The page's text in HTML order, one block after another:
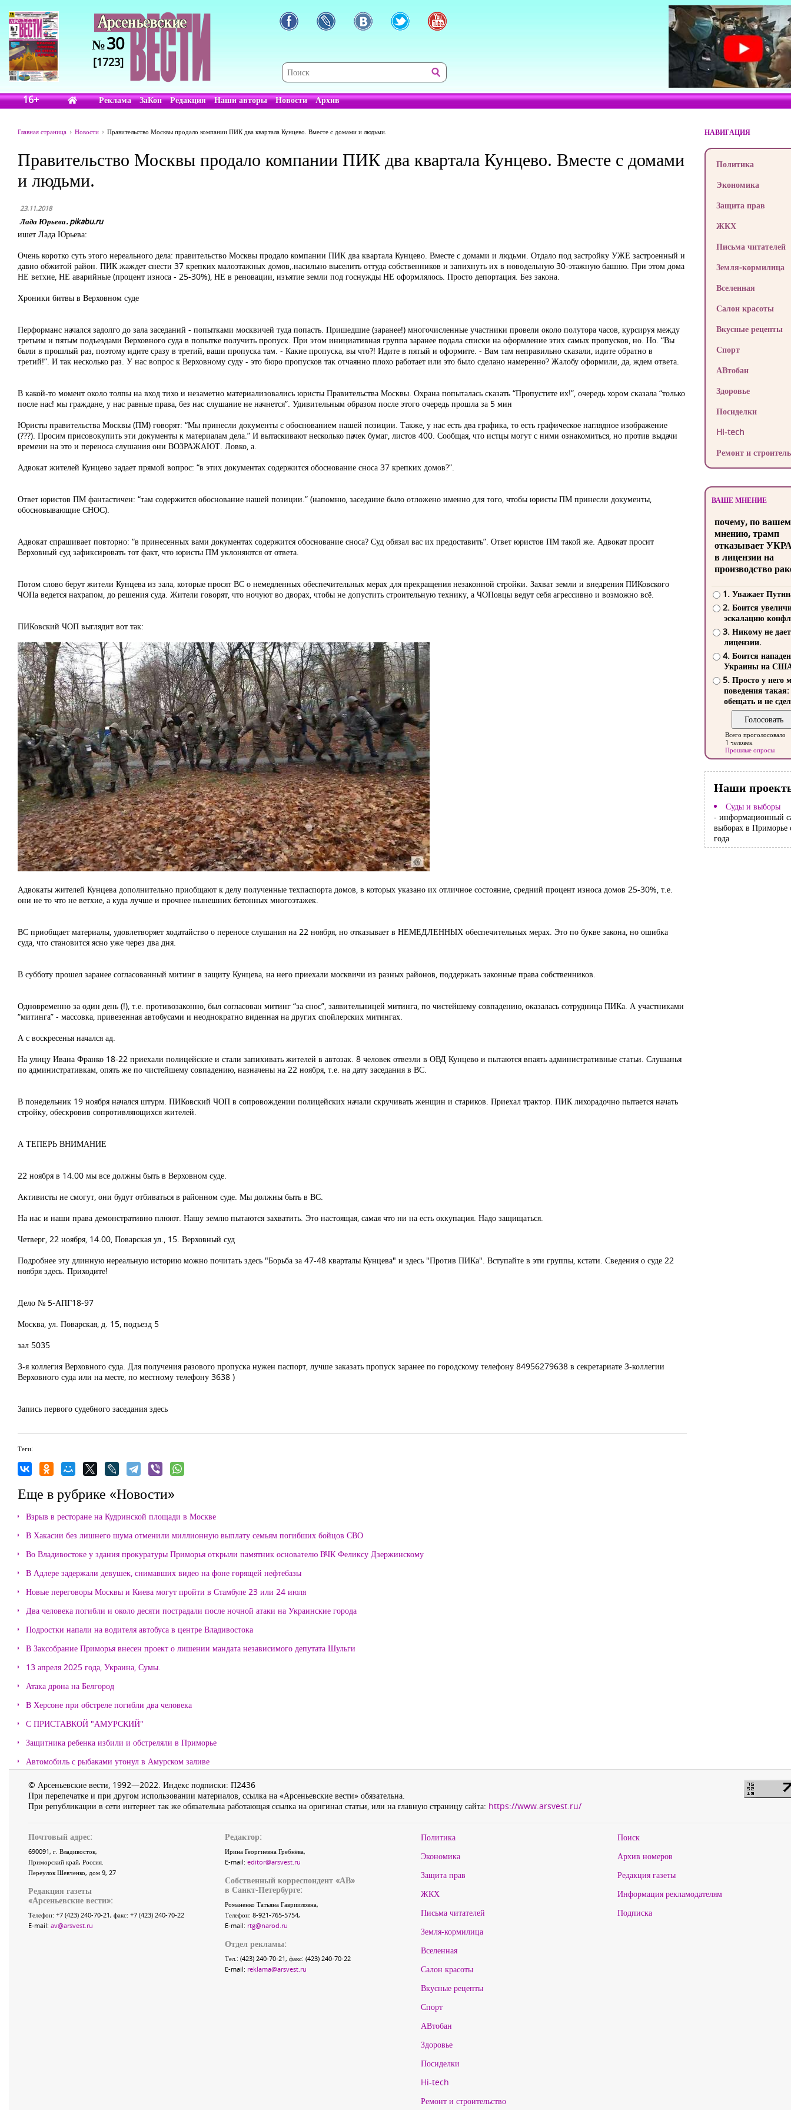
№30
[1723]
16+ Реклама ЗаКон Редакция Наши авторы Новости Архив
Главная страница Новости Правительство Москвы продало компании ПИК два квартала Кунцево. Вместе с домами и людьми.
Правительство Москвы продало компании ПИК два квартала Кунцево. Вместе с домами
и людьми.
23.11.2018
Лада Юрьева. pikabu.ru
ишет Лада Юрьева:
Очень коротко суть этого нереального дела: правительство Москвы продало компании ПИК два квартала Кунцево. Вместе с домами и людьми. Отдало под застройку УЖЕ застроенный и
давно обжитой район. ПИК жаждет снести 37 крепких малоэтажных домов,.насильно выселить оттуда собственников и запихнуть их в новодельную 30-этажную башню. При этом дома
НЕ ветхие, НЕ аварийные (процент износа - 25-30%), НЕ в реновации, изъятие земли под госнужды НЕ оформлялось. Просто депортация. Без закона.
Хроники битвы в Верховном суде
Перформанс начался задолго до зала заседаний - попытками москвичей туда попасть. Пришедшие (заранее!) многочисленные участники провели около полутора часов, курсируя между
третьим и пятым подъездами Верховного суда в попытке получить пропуск. При этом инициативная группа заранее подала списки на оформление этих самых пропусков, но. Но. “Вы
были в прошлый раз, поэтому идите сразу в третий, ваши пропуска там. - Какие пропуска, вы что?! Идите в пятый и оформите. - Вам там неправильно сказали, идите обратно в
третий!”. И так несколько раз. У нас вопрос к Верховному суду - это бюро пропусков так отчаянно плохо работает или это было сделано намеренно? Жалобу оформили, да, ждем ответа.
В какой-то момент около толпы на вход тихо и незаметно материализовались юристы Правительства Москвы. Охрана попыталась сказать “Пропустите их!”, очередь хором сказала “только
после нас! мы граждане, у нас равные права, без нас слушание не начнется”. Удивительным образом после этого очередь прошла за 5 мин
Юристы правительства Москвы (ПМ) говорят: “Мы принесли документы с обоснованием нашей позиции. Также, у нас есть два графика, то есть графическое наглядное изображение
(???). Просим присовокупить эти документы к материалам дела.” И вытаскивают несколько пачек бумаг, листов 400. Сообщая, что истцы могут с ними ознакомиться, но против выдачи
времени на это и переноса слушания они ВОЗРАЖАЮТ. Ловко, а.
Адвокат жителей Кунцево задает прямой вопрос: “в этих документах содержится обоснование сноса 37 крепких домов?”.
Ответ юристов ПМ фантастичен: “там содержится обоснование нашей позиции.” (напомню, заседание было отложено именно для того, чтобы юристы ПМ принесли документы,
обосновывающие СНОС).
Адвокат спрашивает повторно: “в принесенных вами документах содержится обоснование сноса? Суд обязал вас их предоставить”. Ответ юристов ПМ такой же. Адвокат просит
Верховный суд зафиксировать тот факт, что юристы ПМ уклоняются от ответа.
Потом слово берут жители Кунцева из зала, которые просят ВС о немедленных обеспечительных мерах для прекращения незаконной стройки. Захват земли и внедрения ПИКовского
ЧОПа ведется нахрапом, до решения суда. Жители говорят, что ночуют во дворах, чтобы не допустить строительную технику, а ЧОПовцы ведут себя агрессивно и возможно всё.
ПИКовский ЧОП выглядит вот так:
Адвокаты жителей Кунцева дополнительно приобщают к делу полученные техпаспорта домов, в которых указано их отличное состояние, средний процент износа домов 25-30%, т.е.
они не то что не ветхие, а куда лучше и прочнее нынешних бетонных многоэтажек.
ВС приобщает материалы, удовлетворяет ходатайство о переносе слушания на 22 ноября, но отказывает в НЕМЕДЛЕННЫХ обеспечительных мерах. Это по букве закона, но ошибка
суда, что становится ясно уже через два дня.
В субботу прошел заранее согласованный митинг в защиту Кунцева, на него приехали москвичи из разных районов, поддержать законные права собственников.
Одновременно за один день (!), т.е. противозаконно, был согласован митинг “за снос”, заявительницей митинга, по чистейшему совпадению, оказалась сотрудница ПИКа. А участниками
“митинга” - массовка, привезенная автобусами и неоднократно виденная на других спойлерских митингах.
А с воскресенья начался ад.
На улицу Ивана Франко 18-22 приехали полицейские и стали запихивать жителей в автозак. 8 человек отвезли в ОВД Кунцево и пытаются впаять административные статьи. Слушанья
по административкам, опять же по чистейшему совпадению, назначены на 22 ноября, т.е. на дату заседания в ВС.
В понедельник 19 ноября начался штурм. ПИКовский ЧОП в сопровождении полицейских начали скручивать женщин и стариков. Приехал трактор. ПИК лихорадочно пытается начать
стройку, обескровив сопротивляющихся жителей.
А ТЕПЕРЬ ВНИМАНИЕ
22 ноября в 14.00 мы все должны быть в Верховном суде.
Активисты не смогут, они будут отбиваться в районном суде. Мы должны быть в ВС.
На нас и наши права демонстративно плюют. Нашу землю пытаются захватить. Это настоящая, самая что ни на есть оккупация. Надо защищаться.
Четверг, 22 ноября, 14.00, Поварская ул., 15. Верховный суд
Подробнее эту длинную нереальную историю можно почитать здесь "Борьба за 47-48 кварталы Кунцева" и здесь "Против ПИКа". Вступайте в эти группы, кстати. Сведения о суде 22
ноября здесь. Приходите!
Дело № 5-АПГ18-97
Москва, ул. Поварская, д. 15, подъезд 5
зал 5035
3-я коллегия Верховного суда. Для получения разового пропуска нужен паспорт, лучше заказать пропуск заранее по городскому телефону 84956279638 в секретариате 3-коллегии
Верховного суда или на месте, по местному телефону 3638 )
Запись первого судебного заседания здесь
Теги:
Еще в рубрике «Новости»
Взрыв в ресторане на Кудринской площади в Москве
В Хакасии без лишнего шума отменили миллионную выплату семьям погибших бойцов СВО
Во Владивостоке у здания прокуратуры Приморья открыли памятник основателю ВЧК Феликсу Дзержинскому
В Адлере задержали девушек, снимавших видео на фоне горящей нефтебазы
Новые переговоры Москвы и Киева могут пройти в Стамбуле 23 или 24 июля
Два человека погибли и около десяти пострадали после ночной атаки на Украинские города
Подростки напали на водителя автобуса в центре Владивостока
В Заксобрание Приморья внесен проект о лишении мандата независимого депутата Шульги
13 апреля 2025 года, Украина, Сумы.
Атака дрона на Белгород
В Херсоне при обстреле погибли два человека
С ПРИСТАВКОЙ "АМУРСКИЙ"
Защитника ребенка избили и обстреляли в Приморье
Автомобиль с рыбаками утонул в Амурском заливе
НАВИГАЦИЯ
Политика
Экономика
Защита прав
ЖКХ
Письма читателей
Земля-кормилица
Вселенная
Салон красоты
Вкусные рецепты
Спорт
АВтобан
Здоровье
Посиделки
Hi-tech
Ремонт и
ВАШЕ МНЕНИЕ
почему, по
мнению, трамп
отказывает
в лицензии на
производство
1. Уважает
2. Боится
эскалацию
3. Никому не
лицензии.
4. Боится
Украины на
5. Просто у него
поведения такая:
обещать и не
Всего проголосовало
1 человек
Прошлые опросы
Наши
Суды и выборы
- информационный
выборах в Приморье
года
© Арсеньевские вести, 1992—2022. Индекс подписки: П2436
При перепечатке и при другом использовании материалов, ссылка на «Арсеньевские вести» обязательна.
При републикации в сети интернет так же обязательна работающая ссылка на оригинал статьи, или на главную страницу сайта: https://www.arsvest.ru/
Почтовый адрес:
690091, г. Владивосток,
Приморский край, Россия.
Переулок Шевченко, дом 9, 27
Редакция газеты
«Арсеньевские вести»:
Телефон: +7 (423) 240-70-21, факс: +7 (423) 240-70-22
E-mail: av@arsvest.ru
Редактор:
Ирина Георгиевна Гребнёва,
E-mail: editor@arsvest.ru
Собственный корреспондент «АВ»
в Санкт-Петербурге:
Романенко Татьяна Гаврииловна,
Телефон: 8-921-765-5754,
E-mail: rtg@narod.ru
Отдел рекламы:
Тел.: (423) 240-70-21, факс: (423) 240-70-22
E-mail: reklama@arsvest.ru
Политика
Экономика
Защита прав
ЖКХ
Письма читателей
Земля-кормилица
Вселенная
Салон красоты
Вкусные рецепты
Спорт
АВтобан
Здоровье
Посиделки
Hi-tech
Ремонт и строительство
Поиск
Архив номеров
Редакция газеты
Информация рекламодателям
Подписка